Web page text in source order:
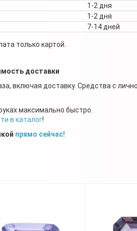
1-2 дня
1-2 дня
7-14 дней
только картой.
доставки
включая доставку. Средства с
максимально быстро.
в каталог!
прямо сейчас!